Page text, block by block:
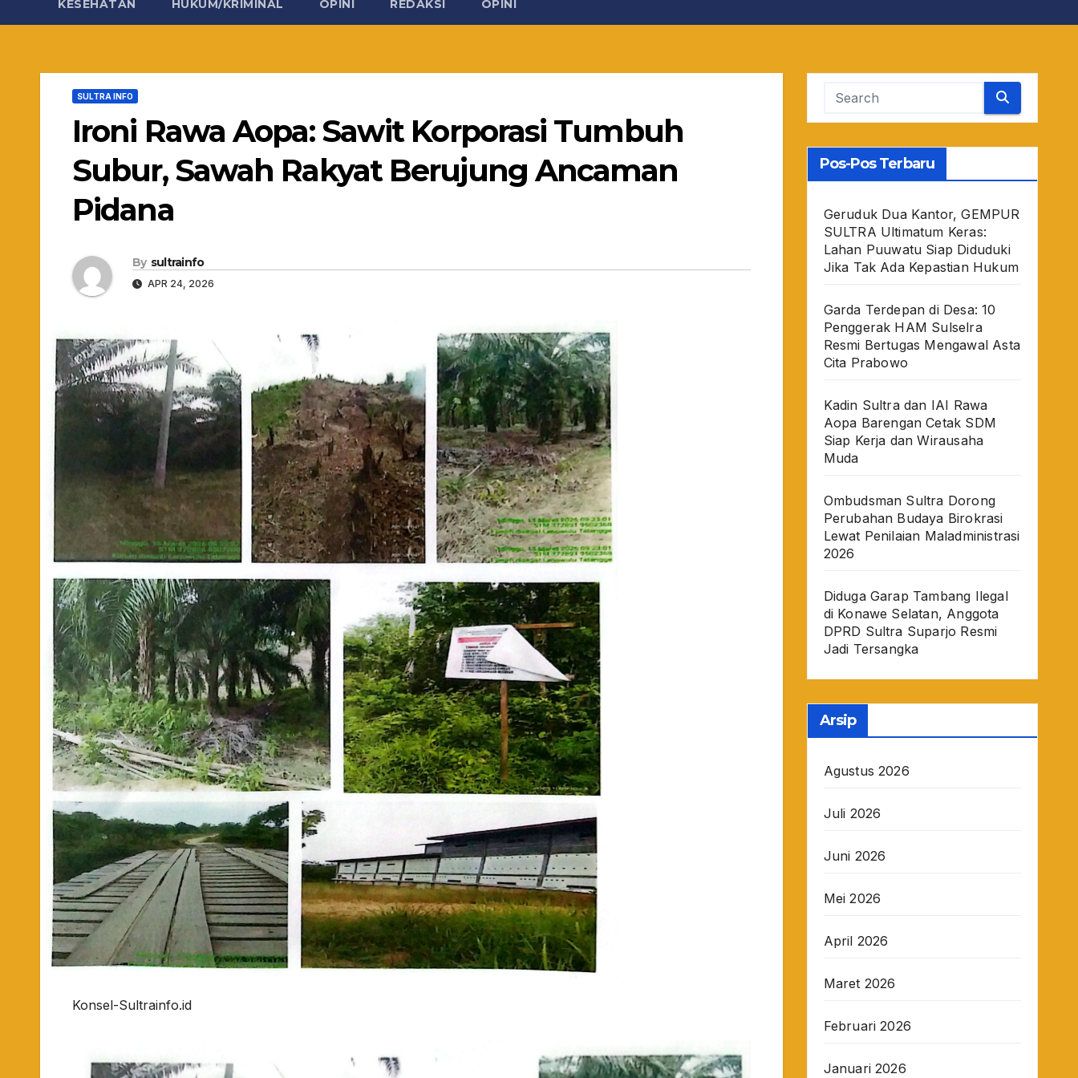
KESEHATAN HUKUM/KRIMINAL OPINI REDAKSI OPINI
SULTRA INFO
Ironi Rawa Aopa: Sawit Korporasi Tumbuh
Subur, Sawah Rakyat Berujung Ancaman
Pidana
By sultrainfo
APR 24, 2026
Konsel-Sultrainfo.id
Pos-Pos Terbaru
Geruduk Dua Kantor, GEMPUR
SULTRA Ultimatum Keras:
Lahan Puuwatu Siap Diduduki
Jika Tak Ada Kepastian Hukum
Garda Terdepan di Desa: 10
Penggerak HAM Sulselra
Resmi Bertugas Mengawal Asta
Cita Prabowo
Kadin Sultra dan IAI Rawa
Aopa Barengan Cetak SDM
Siap Kerja dan Wirausaha
Muda
Ombudsman Sultra Dorong
Perubahan Budaya Birokrasi
Lewat Penilaian Maladministrasi
2026
Diduga Garap Tambang Ilegal
di Konawe Selatan, Anggota
DPRD Sultra Suparjo Resmi
Jadi Tersangka
Arsip
Agustus 2026
Juli 2026
Juni 2026
Mei 2026
April 2026
Maret 2026
Februari 2026
Januari 2026